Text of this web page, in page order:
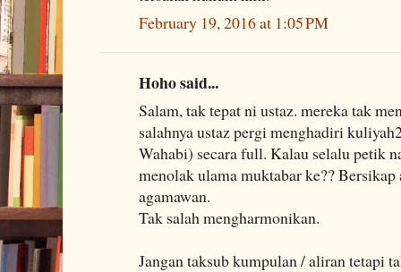
February 19, 2016 at 1:05 PM
Hoho said...
Salam, tak tepat ni ustaz. mereka tak
salahnya ustaz pergi menghadiri
Wahabi) secara full. Kalau selalu petik
menolak ulama muktabar ke??
agamawan.
Tak salah mengharmonikan.
Jangan taksub kumpulan / aliran tetapi